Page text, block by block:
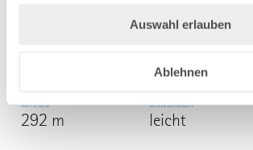
Auswahl erlauben
Ablehnen
Jakobsweg - Ost Etappe 2: Bad Wörishofen - Markt
5:57 h
AUFSTIEG
292 m
SCHWIERIGKEIT
leicht